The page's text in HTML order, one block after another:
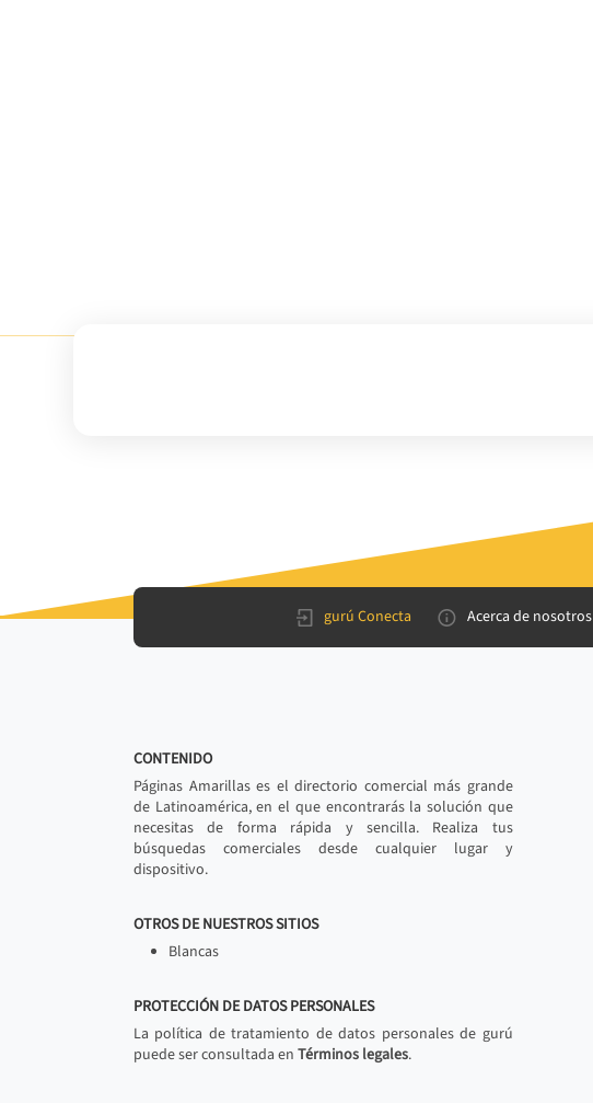
gurú Conecta Acerca de nosotros
CONTENIDO
Páginas Amarillas es el directorio comercial más grande
de Latinoamérica, en el que encontrarás la solución que
necesitas de forma rápida y sencilla. Realiza tus
búsquedas comerciales desde cualquier lugar y
dispositivo.
OTROS DE NUESTROS SITIOS
Blancas
PROTECCIÓN DE DATOS PERSONALES
La política de tratamiento de datos personales de gurú
puede ser consultada en Términos legales.